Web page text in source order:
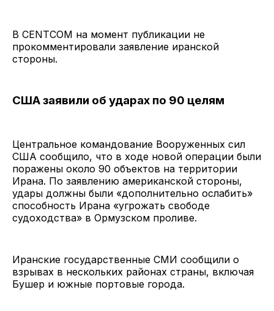
В CENTCOM на момент публикации не
прокомментировали заявление иранской
стороны.
США заявили об ударах по 90 целям
Центральное командование Вооруженных сил
США сообщило, что в ходе новой операции были
поражены около 90 объектов на территории
Ирана. По заявлению американской стороны,
удары должны были «дополнительно ослабить»
способность Ирана «угрожать свободе
судоходства» в Ормузском проливе.
Иранские государственные СМИ сообщили о
взрывах в нескольких районах страны, включая
Бушер и южные портовые города.